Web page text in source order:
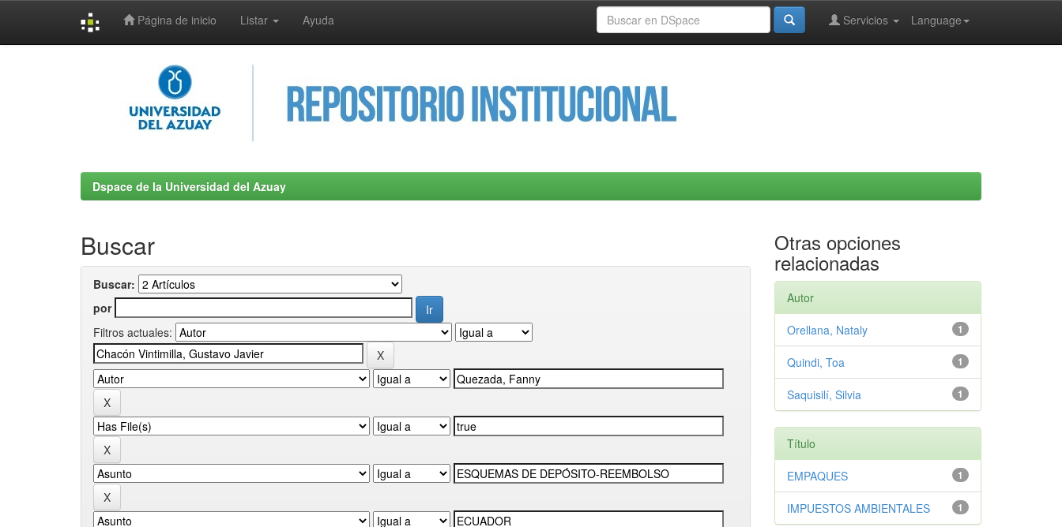
Página de inicio Listar Ayuda Language
Servicios
Dspace de la Universidad del Azuay
Buscar
Buscar:
por
Filtros actuales:
Otras opciones
relacionadas
Autor
1
Orellana, Nataly
1
Quindi, Toa
1
Saquisilí, Silvia
Título
1
EMPAQUES
1
IMPUESTOS AMBIENTALES